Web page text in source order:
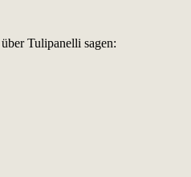
Tulipanelli sagen: